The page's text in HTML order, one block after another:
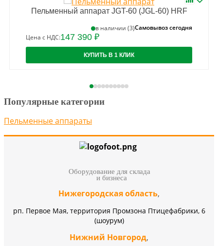
Пельменный аппарат JGT-60 (JGL-60) HRF
в наличии (3)Самовывоз сегодня
Цена с НДС:147 390 ₽
КУПИТЬ В 1 КЛИК
Популярные категории
Пельменные аппараты
Оборудование для склада
и бизнеса
Нижегородская область,
рп. Первое Мая, территория Промзона Птицефабрики, 6
(шоурум)
Нижний Новгород,